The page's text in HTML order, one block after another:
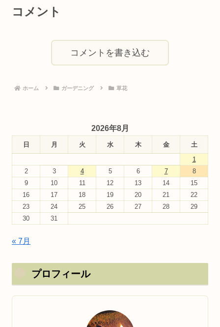
コメント
コメントを書き込む
ホーム ガーデニング 草花
2026年8月
日 月 火 水 木 金
土
1
2
3 4 5 6 7
8
9
10 11 12 13 14
15
16
17 18 19 20 21
22
23
24 25 26 27 28
29
30
31
« 7月
プロフィール